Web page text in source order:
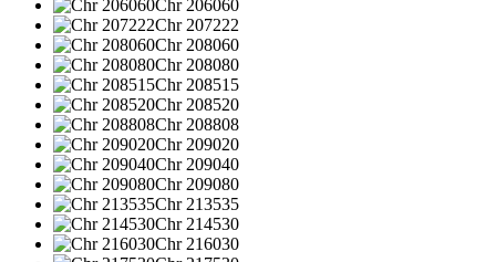
Chr 206060
Chr 207222
Chr 208060
Chr 208080
Chr 208515
Chr 208520
Chr 208808
Chr 209020
Chr 209040
Chr 209080
Chr 213535
Chr 214530
Chr 216030